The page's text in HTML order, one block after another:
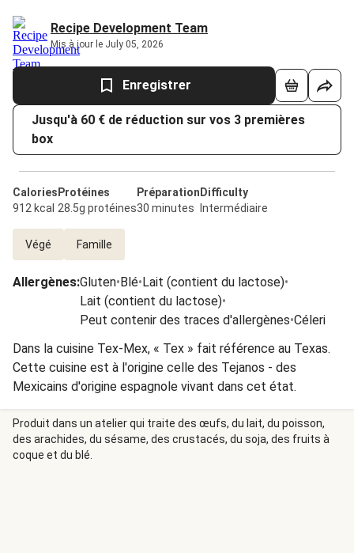
Recipe Development Team
Mis à jour le July 05, 2026
Enregistrer
Jusqu'à 60 € de réduction sur vos 3 premières
box
Calories
912 kcal
Protéines
28.5g protéines
Préparation
30 minutes
Difficulty
Intermédiaire
Végé Famille
Allergènes:Gluten•Blé•Lait (contient du lactose)•
Lait (contient du lactose)•
Peut contenir des traces d'allergènes•Céleri
Dans la cuisine Tex-Mex, « Tex » fait référence au Texas.
Cette cuisine est à l'origine celle des Tejanos - des
Mexicains d'origine espagnole vivant dans cet état.
Produit dans un atelier qui traite des œufs, du lait, du poisson,
des arachides, du sésame, des crustacés, du soja, des fruits à
coque et du blé.